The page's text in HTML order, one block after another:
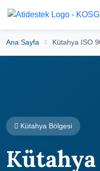
Ana Sayfa Kütahya ISO
Kütahya Bölgesi